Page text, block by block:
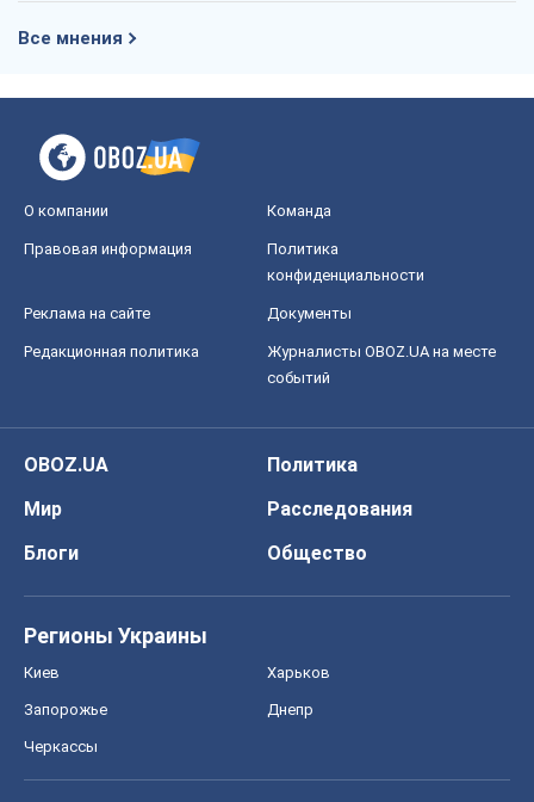
Все мнения
О компании Команда
Правовая информация
Политика
конфиденциальности
Реклама на сайте Документы
Редакционная политика
Журналисты OBOZ.UA на месте
событий
OBOZ.UA
Политика
Мир
Расследования
Блоги
Общество
Регионы Украины
Киев Харьков
Запорожье Днепр
Черкассы